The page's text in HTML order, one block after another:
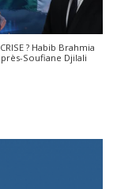
? Habib Brahmia
Soufiane Djilali